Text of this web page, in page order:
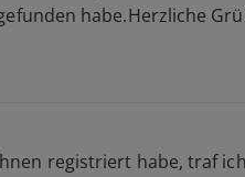
habe.Herzliche
registriert habe, traf